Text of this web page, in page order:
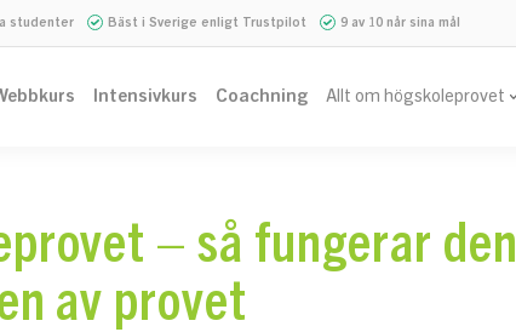
studenter Bäst i Sverige enligt Trustpilot 9 av 10 når sina mål
Intensivkurs Coachning Allt om högskoleprovet
– så fungerar den
av provet